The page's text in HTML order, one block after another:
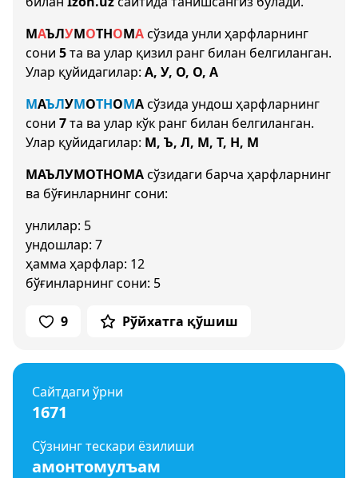
МАЪЛУМОТНОМАсўзида унли ҳарфларнинг
сони 5та ва улар қизил ранг билан белгиланган.
Улар қуйидагилар: А, У, О, О, А
МАЪЛУМОТНОМАсўзида ундош ҳарфларнинг
сони 7та ва улар кўк ранг билан белгиланган.
Улар қуйидагилар: М, Ъ, Л, М, Т, Н, М
МАЪЛУМОТНОМАсўзидаги барча ҳарфларнинг
ва бўғинларнинг сони:
унлилар: 5
ундошлар: 7
ҳамма ҳарфлар: 12
бўғинларнинг сони: 5
9 Рўйхатга қўшиш
Сайтдаги ўрни
1671
Сўзнинг тескари ёзилиши
амонтомулъам